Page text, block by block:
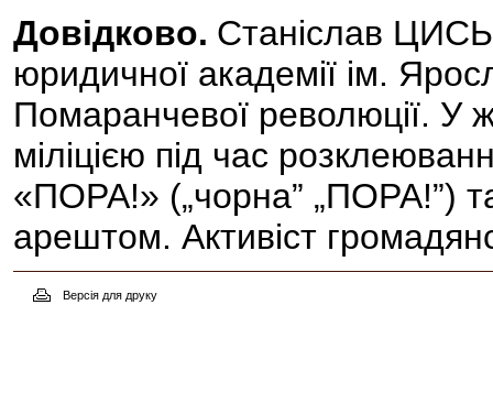
Довідково. Станіслав ЦИСЬ
юридичної академії ім.
Помаранчевої революції. У
міліцією під час
«ПОРА!» („чорна” „ПОРА!”)
арештом. Активіст
Версія для друку